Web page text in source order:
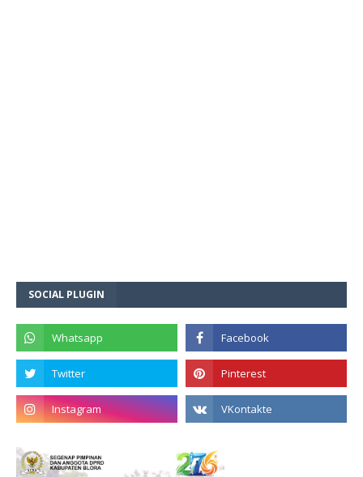
SOCIAL PLUGIN